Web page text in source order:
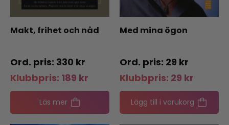
Makt, frihet och nåd
330 kr
Klubbpris: 189 kr
Läs mer
Med mina ögon
29 kr
Klubbpris: 29 kr
Lägg till i varukorg